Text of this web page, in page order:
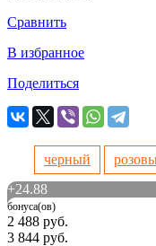
Сравнить
В избранное
Поделиться
черный
+24.88
бонуса(ов)
2 488 руб.
3 844 руб.